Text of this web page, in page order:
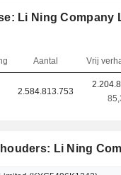
Li Ning Company
Aantal Vrij
2.584.813.753
Li Ning